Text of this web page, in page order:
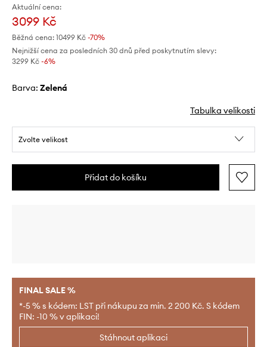
Aktuální cena:
3099 Kč
Běžná cena: 10499 Kč -70%
Nejnižší cena za posledních 30 dnů před poskytnutím slevy:
3299 Kč -6%
Barva: zelená
Tabulka velikosti
Zvolte velikost
Přidat do košíku
FINAL SALE %
*-5 % s kódem: LST při nákupu za min. 2 200 Kč. S kódem
FIN: -10 % v aplikaci!
Stáhnout aplikaci